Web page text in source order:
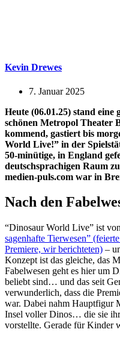
Kevin Drewes
7. Januar 2025
Heute (06.01.25) stand
schönen Metropol Theater
kommend, gastiert bis
World Live!” in der
50-minütige, in England
deutschsprachigen Raum
medien-puls.com war in
Nach den
“Dinosaur World Live” ist
sagenhafte Tierwesen”
Premiere, wir berichteten) –
Konzept ist das gleiche, das
Fabelwesen geht es hier um
beliebt sind… und das seit
verwunderlich, dass die
war. Dabei nahm Hauptfigur
Insel voller Dinos… die sie
vorstellte. Gerade für Kinder